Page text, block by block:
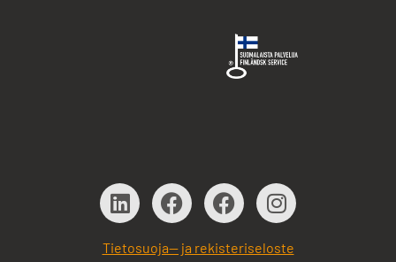
Tietosuoja— ja rekisteriseloste